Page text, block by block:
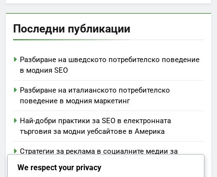
Последни публикации
Разбиране на шведското потребителско поведение
в модния SEO
Разбиране на италианското потребителско
поведение в модния маркетинг
Най-добри практики за SEO в електронната
търговия за модни уебсайтове в Америка
Стратегии за реклама в социалните медии за
испански модни марки
We respect your privacy